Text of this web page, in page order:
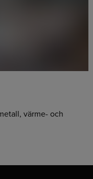
värme- och